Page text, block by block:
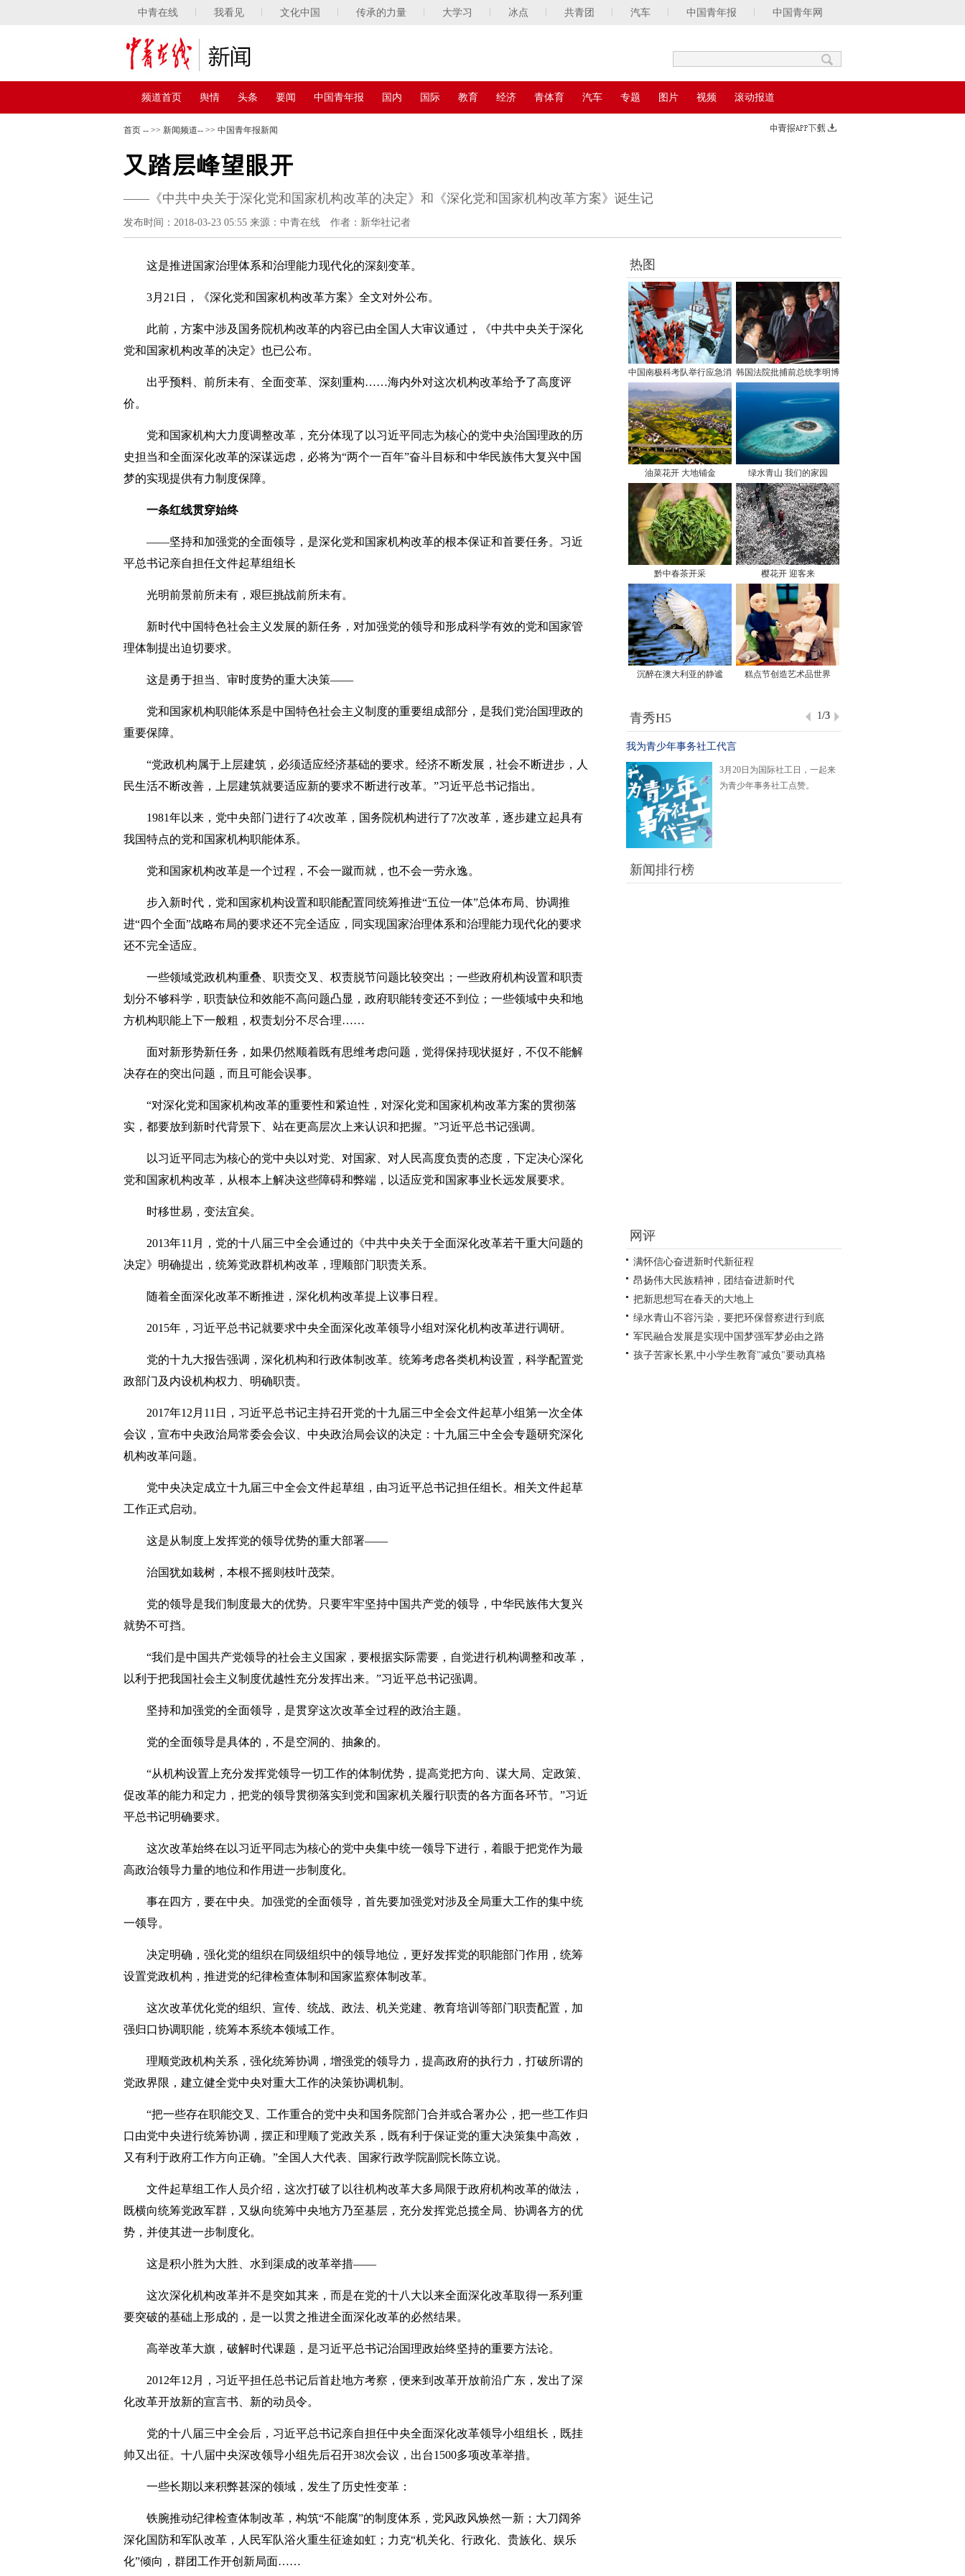
中青在线 我看见 文化中国 传承的力量 大学习 冰点 共青团 汽车 中国青年报 中国青年网
频道首页 舆情 头条 要闻 中国青年报 国内 国际 教育 经济 青体育 汽车 专题 图片 视频 滚动报道
首页 -- >> 新闻频道-- >> 中国青年报新闻
又踏层峰望眼开
——《中共中央关于深化党和国家机构改革的决定》和《深化党和国家机构改革方案》诞生记
发布时间：2018-03-23 05:55 来源：中青在线 作者：新华社记者
这是推进国家治理体系和治理能力现代化的深刻变革。
3月21日，《深化党和国家机构改革方案》全文对外公布。
此前，方案中涉及国务院机构改革的内容已由全国人大审议通过，《中共中央关于深化
党和国家机构改革的决定》也已公布。
出乎预料、前所未有、全面变革、深刻重构……海内外对这次机构改革给予了高度评
价。
党和国家机构大力度调整改革，充分体现了以习近平同志为核心的党中央治国理政的历
史担当和全面深化改革的深谋远虑，必将为“两个一百年”奋斗目标和中华民族伟大复兴中国
梦的实现提供有力制度保障。
一条红线贯穿始终
——坚持和加强党的全面领导，是深化党和国家机构改革的根本保证和首要任务。习近
平总书记亲自担任文件起草组组长
光明前景前所未有，艰巨挑战前所未有。
新时代中国特色社会主义发展的新任务，对加强党的领导和形成科学有效的党和国家管
理体制提出迫切要求。
这是勇于担当、审时度势的重大决策——
党和国家机构职能体系是中国特色社会主义制度的重要组成部分，是我们党治国理政的
重要保障。
“党政机构属于上层建筑，必须适应经济基础的要求。经济不断发展，社会不断进步，人
民生活不断改善，上层建筑就要适应新的要求不断进行改革。”习近平总书记指出。
1981年以来，党中央部门进行了4次改革，国务院机构进行了7次改革，逐步建立起具有
我国特点的党和国家机构职能体系。
党和国家机构改革是一个过程，不会一蹴而就，也不会一劳永逸。
步入新时代，党和国家机构设置和职能配置同统筹推进“五位一体”总体布局、协调推
进“四个全面”战略布局的要求还不完全适应，同实现国家治理体系和治理能力现代化的要求
还不完全适应。
一些领域党政机构重叠、职责交叉、权责脱节问题比较突出；一些政府机构设置和职责
划分不够科学，职责缺位和效能不高问题凸显，政府职能转变还不到位；一些领域中央和地
方机构职能上下一般粗，权责划分不尽合理……
面对新形势新任务，如果仍然顺着既有思维考虑问题，觉得保持现状挺好，不仅不能解
决存在的突出问题，而且可能会误事。
“对深化党和国家机构改革的重要性和紧迫性，对深化党和国家机构改革方案的贯彻落
实，都要放到新时代背景下、站在更高层次上来认识和把握。”习近平总书记强调。
以习近平同志为核心的党中央以对党、对国家、对人民高度负责的态度，下定决心深化
党和国家机构改革，从根本上解决这些障碍和弊端，以适应党和国家事业长远发展要求。
时移世易，变法宜矣。
2013年11月，党的十八届三中全会通过的《中共中央关于全面深化改革若干重大问题的
决定》明确提出，统筹党政群机构改革，理顺部门职责关系。
随着全面深化改革不断推进，深化机构改革提上议事日程。
2015年，习近平总书记就要求中央全面深化改革领导小组对深化机构改革进行调研。
党的十九大报告强调，深化机构和行政体制改革。统筹考虑各类机构设置，科学配置党
政部门及内设机构权力、明确职责。
2017年12月11日，习近平总书记主持召开党的十九届三中全会文件起草小组第一次全体
会议，宣布中央政治局常委会会议、中央政治局会议的决定：十九届三中全会专题研究深化
机构改革问题。
党中央决定成立十九届三中全会文件起草组，由习近平总书记担任组长。相关文件起草
工作正式启动。
这是从制度上发挥党的领导优势的重大部署——
治国犹如栽树，本根不摇则枝叶茂荣。
党的领导是我们制度最大的优势。只要牢牢坚持中国共产党的领导，中华民族伟大复兴
就势不可挡。
“我们是中国共产党领导的社会主义国家，要根据实际需要，自觉进行机构调整和改革，
以利于把我国社会主义制度优越性充分发挥出来。”习近平总书记强调。
坚持和加强党的全面领导，是贯穿这次改革全过程的政治主题。
党的全面领导是具体的，不是空洞的、抽象的。
“从机构设置上充分发挥党领导一切工作的体制优势，提高党把方向、谋大局、定政策、
促改革的能力和定力，把党的领导贯彻落实到党和国家机关履行职责的各方面各环节。”习近
平总书记明确要求。
这次改革始终在以习近平同志为核心的党中央集中统一领导下进行，着眼于把党作为最
高政治领导力量的地位和作用进一步制度化。
事在四方，要在中央。加强党的全面领导，首先要加强党对涉及全局重大工作的集中统
一领导。
决定明确，强化党的组织在同级组织中的领导地位，更好发挥党的职能部门作用，统筹
设置党政机构，推进党的纪律检查体制和国家监察体制改革。
这次改革优化党的组织、宣传、统战、政法、机关党建、教育培训等部门职责配置，加
强归口协调职能，统筹本系统本领域工作。
理顺党政机构关系，强化统筹协调，增强党的领导力，提高政府的执行力，打破所谓的
党政界限，建立健全党中央对重大工作的决策协调机制。
“把一些存在职能交叉、工作重合的党中央和国务院部门合并或合署办公，把一些工作归
口由党中央进行统筹协调，摆正和理顺了党政关系，既有利于保证党的重大决策集中高效，
又有利于政府工作方向正确。”全国人大代表、国家行政学院副院长陈立说。
文件起草组工作人员介绍，这次打破了以往机构改革大多局限于政府机构改革的做法，
既横向统筹党政军群，又纵向统筹中央地方乃至基层，充分发挥党总揽全局、协调各方的优
势，并使其进一步制度化。
这是积小胜为大胜、水到渠成的改革举措——
这次深化机构改革并不是突如其来，而是在党的十八大以来全面深化改革取得一系列重
要突破的基础上形成的，是一以贯之推进全面深化改革的必然结果。
高举改革大旗，破解时代课题，是习近平总书记治国理政始终坚持的重要方法论。
2012年12月，习近平担任总书记后首赴地方考察，便来到改革开放前沿广东，发出了深
化改革开放新的宣言书、新的动员令。
党的十八届三中全会后，习近平总书记亲自担任中央全面深化改革领导小组组长，既挂
帅又出征。十八届中央深改领导小组先后召开38次会议，出台1500多项改革举措。
一些长期以来积弊甚深的领域，发生了历史性变革：
铁腕推动纪律检查体制改革，构筑“不能腐”的制度体系，党风政风焕然一新；大刀阔斧
深化国防和军队改革，人民军队浴火重生征途如虹；力克“机关化、行政化、贵族化、娱乐
化”倾向，群团工作开创新局面……
热图
中国南极科考队举行应急消
防弃船演练
韩国法院批捕前总统李明博
油菜花开 大地铺金 绿水青山 我们的家园
黔中春茶开采 樱花开 迎客来
沉醉在澳大利亚的静谧 糕点节创造艺术品世界
青秀H5
我为青少年事务社工代言
3月20日为国际社工日，一起来
为青少年事务社工点赞。
奋斗是生命的常态。年轻人必须
意气昂扬，必须要有克服困难的
1/3
新闻排行榜
网评
满怀信心奋进新时代新征程
昂扬伟大民族精神，团结奋进新时代
把新思想写在春天的大地上
绿水青山不容污染，要把环保督察进行到底
军民融合发展是实现中国梦强军梦必由之路
孩子苦家长累,中小学生教育"减负"要动真格